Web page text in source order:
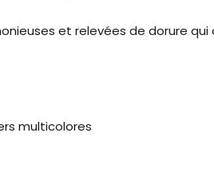
et relevées de dorure
multicolores